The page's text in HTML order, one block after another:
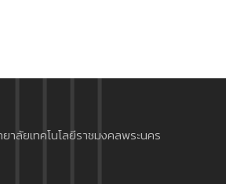
าลัยเทคโนโลยีราชมงคลพระนคร